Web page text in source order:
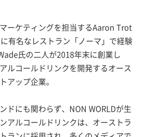
ーケティングを担当するAaron Trot
有名なレストラン「ノーマ」で経験
氏の二人が2018年末に創業し
ルコールドリンクを開発するオース
アップ企業。
ドにも関わらず、NON WORLDが生
アルコールドリンクは、オーストラ